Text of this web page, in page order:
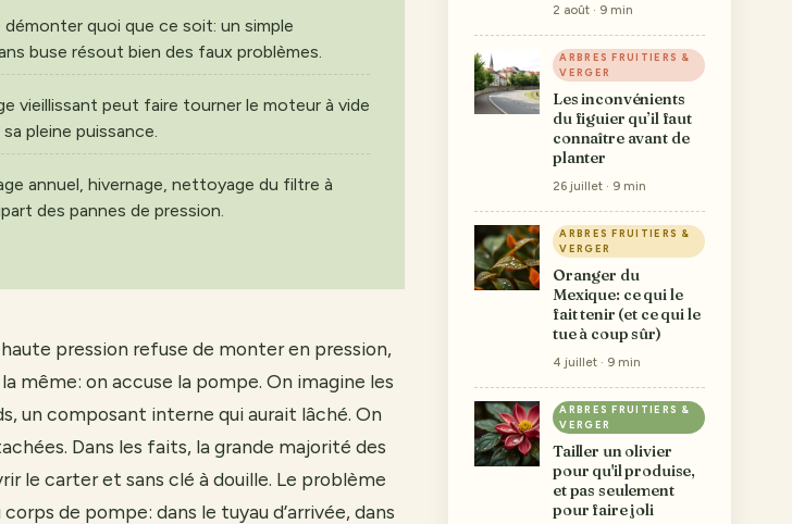
quoi que ce soit: un simple
buse résout bien des faux problèmes.
vieillissant peut faire tourner le moteur à vide
pleine puissance.
annuel, hivernage, nettoyage du filtre à
des pannes de pression.
pression refuse de monter en pression,
même: on accuse la pompe. On imagine les
un composant interne qui aurait lâché. On
Dans les faits, la grande majorité des
le carter et sans clé à douille. Le problème
de pompe: dans le tuyau d’arrivée, dans
2 août · 9 min
ARBRES FRUITIERS &
VERGER
Les inconvénients
du figuier qu’il faut
connaître avant de
planter
26 juillet · 9 min
ARBRES FRUITIERS &
VERGER
Oranger du
Mexique: ce qui le
fait tenir (et ce qui le
tue à coup sûr)
4 juillet · 9 min
ARBRES FRUITIERS &
VERGER
Tailler un olivier
pour qu'il produise,
et pas seulement
pour faire joli